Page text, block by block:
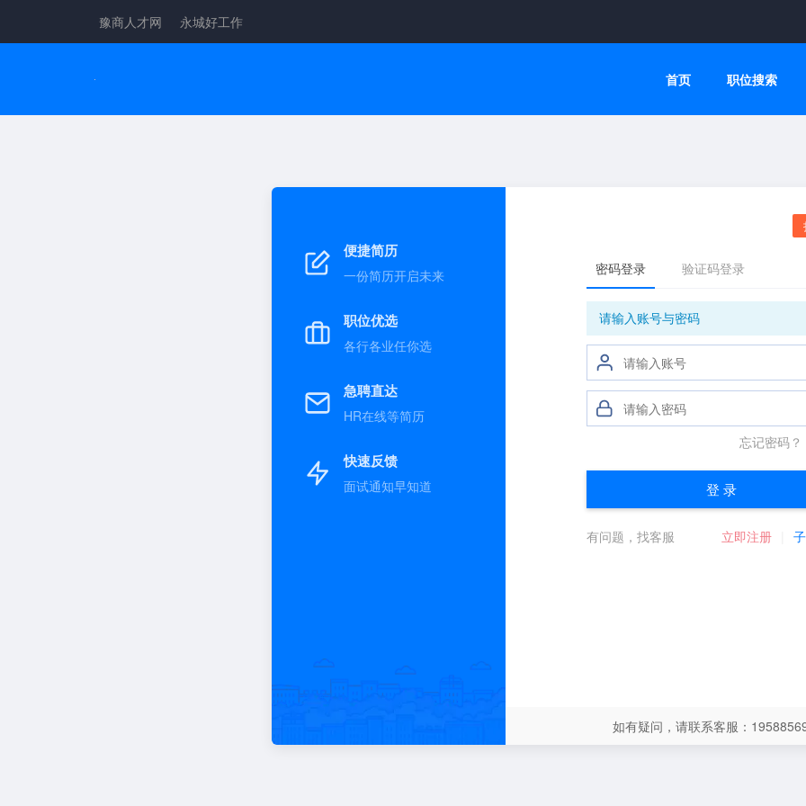
豫商人才网 永城好工作
首页 职位搜索
便捷简历
一份简历开启未来
职位优选
各行各业任你选
急聘直达
HR在线等简历
快速反馈
面试通知早知道
如有疑问，请联系客服：